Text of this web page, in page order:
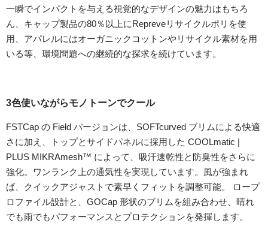
一瞬でインパクトを与える視覚的なデザインの魅力はもちろ
ん、キャップ製品の80％以上にRepreveリサイクルポリを使
用、アパレルにはオーガニックコットンやリサイクル素材を用
いる等、環境問題への継続的な探求を続けています。
3色使いながらモノトーンでクール
FSTCap の Field バージョンは、SOFTcurved ブリムによる快適
さに加え、トップとサイドパネルに採用した COOLmatic |
PLUS MIKRAmesh™ によって、吸汗速乾性と防臭性をさらに
強化。ワンランク上の通気性を実現しています。風が強まれ
ば、クイックアジャストで素早くフィットを調整可能。 ロープ
ロファイル設計と、GOCap 形状のブリムを組み合わせ、晴れ
でも雨でもパフォーマンスとプロテクションを発揮します。